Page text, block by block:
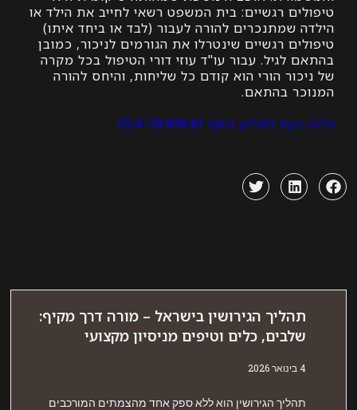
רגשיים: בית המשפט רשאי לחייב את הילד או
שמתנכרים להורה לעבור (לבד או ביחד איתו)
רגשיים שינטרלו את הגורמים לניכור, כמובן
לגיל. עבור עו"ד עוזי דורי הטיפול בכל מקרה
הורי הוא קודם כל שליחות, והיחס להורה
בהתאם.
למידע נוסף 054-7840840
הגירושין בישראל – מורה דרך מקיף:
כלים וטיפים מניסיון מקצועי
הגירושין הוא ללא ספק אחד מהצמתים המורכבים